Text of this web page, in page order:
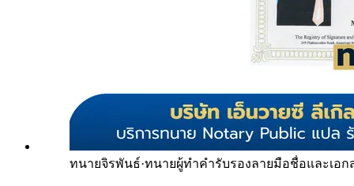
ทนายจิรพันธ์·ทนายผู้ทำคำรับรองลายมือชื่อและเอก